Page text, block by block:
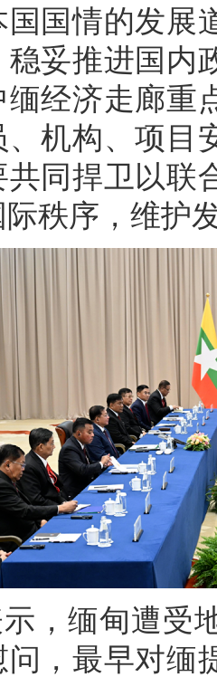
国国情的发展
稳妥推进国内
缅经济走廊重
、机构、项目
共同捍卫以联
秩序，维护
，缅甸遭受
问，最早对缅